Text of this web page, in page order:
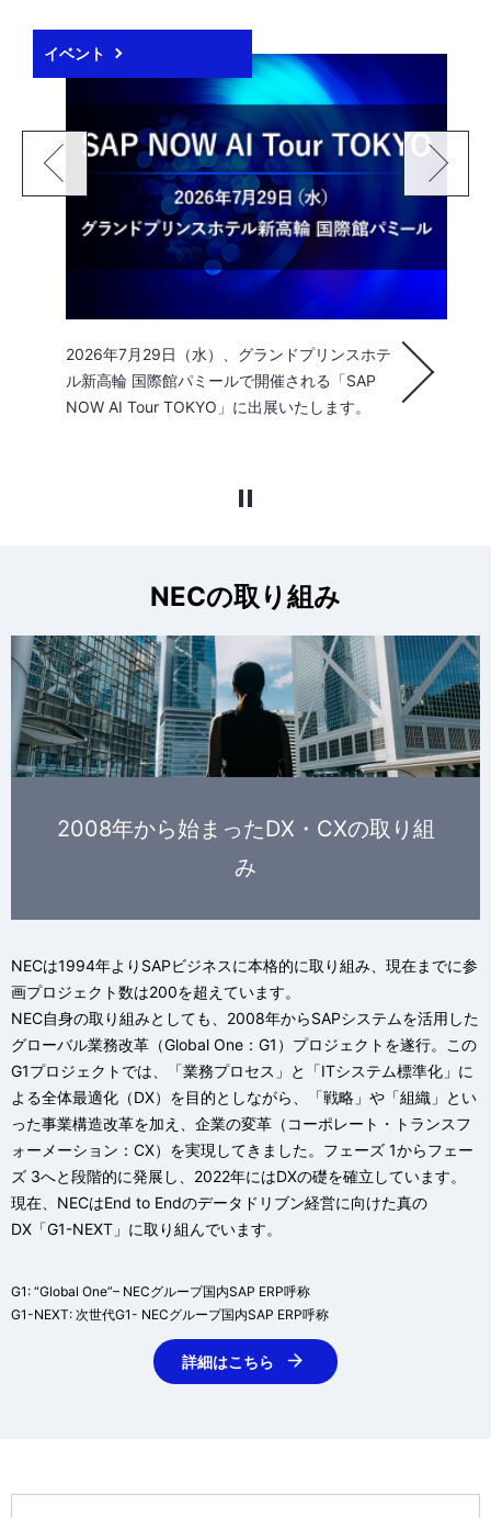
イベント
2026年7月29日（水）、グランドプリンスホテ
ル新高輪 国際館パミールで開催される「SAP
NOW AI Tour TOKYO」に出展いたします。
NECの取り組み
2008年から始まったDX・CXの取り組
み
NECは1994年よりSAPビジネスに本格的に取り組み、現在までに参
画プロジェクト数は200を超えています。
NEC自身の取り組みとしても、2008年からSAPシステムを活用した
グローバル業務改革（Global One：G1）プロジェクトを遂行。この
G1プロジェクトでは、「業務プロセス」と「ITシステム標準化」に
よる全体最適化（DX）を目的としながら、「戦略」や「組織」とい
った事業構造改革を加え、企業の変革（コーポレート・トランスフ
ォーメーション：CX）を実現してきました。フェーズ 1からフェー
ズ 3へと段階的に発展し、2022年にはDXの礎を確立しています。
現在、NECはEnd to Endのデータドリブン経営に向けた真の
DX「G1-NEXT」に取り組んでいます。
G1: “Global One”– NECグループ国内SAP ERP呼称
G1-NEXT: 次世代G1- NECグループ国内SAP ERP呼称
詳細はこちら